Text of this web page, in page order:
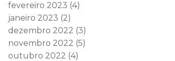
fevereiro 2023 (4)
janeiro 2023 (2)
dezembro 2022 (3)
novembro 2022 (5)
outubro 2022 (4)